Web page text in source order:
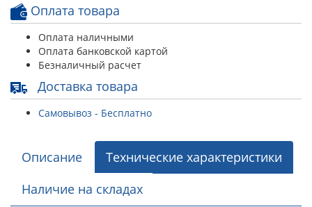
Оплата товара
Оплата наличными
Оплата банковской картой
Безналичный расчет
Доставка товара
Самовывоз - Бесплатно
Описание
Технические характеристики
Наличие на складах